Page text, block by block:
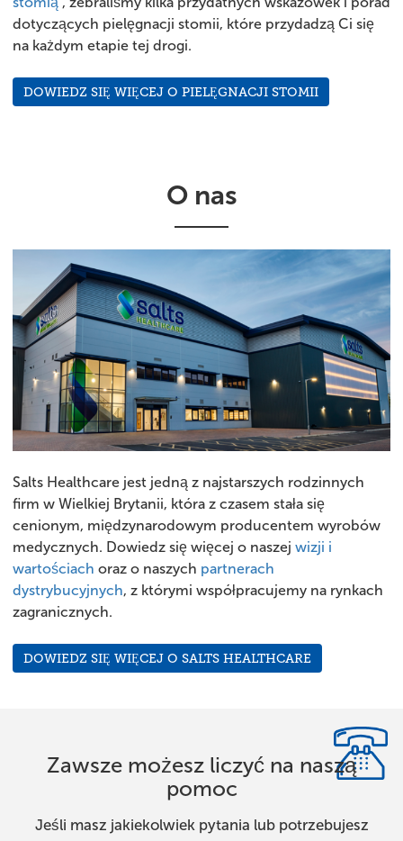
dotyczących pielęgnacji stomii, które przydadzą Ci się
na każdym etapie tej drogi.
DOWIEDZ SIĘ WIĘCEJ O PIELĘGNACJI STOMII
O nas
Salts Healthcare jest jedną z najstarszych rodzinnych
firm w Wielkiej Brytanii, która z czasem stała się
cenionym, międzynarodowym producentem wyrobów
medycznych. Dowiedz się więcej o naszej wizji i
wartościach oraz o naszych partnerach
dystrybucyjnych, z którymi współpracujemy na rynkach
zagranicznych.
DOWIEDZ SIĘ WIĘCEJ O SALTS HEALTHCARE
Zawsze możesz liczyć na naszą
pomoc
Jeśli masz jakiekolwiek pytania lub potrzebujesz